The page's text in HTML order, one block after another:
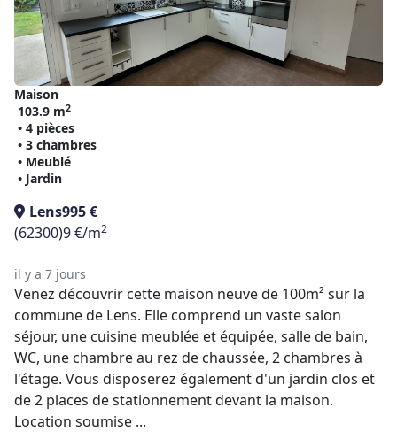
Maison
103.9 m2
• 4 pièces
• 3 chambres
• Meublé
• Jardin
Lens995 €
(62300)9 €/m2
il y a 7 jours
Venez découvrir cette maison neuve de 100m² sur la
commune de Lens. Elle comprend un vaste salon
séjour, une cuisine meublée et équipée, salle de bain,
WC, une chambre au rez de chaussée, 2 chambres à
l'étage. Vous disposerez également d'un jardin clos et
de 2 places de stationnement devant la maison.
Location soumise ...